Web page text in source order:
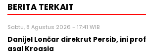
BERITA TERKAIT
Sabtu, 8 Agustus 2026 - 17:41 WIB
Danijel Lončar direkrut Persib, ini
asal Kroasia